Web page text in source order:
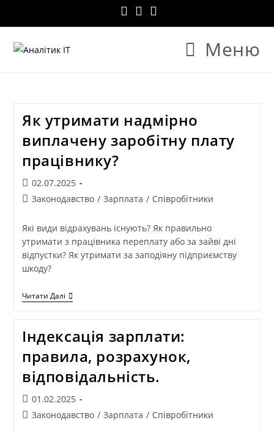
Меню
Як утримати надмірно
виплачену заробітну плату
працівнику?
02.07.2025
Законодавство / Зарплата / Співробітники
Які види відрахувань існують? Як правильно
утримати з працівника переплату або за зайві дні
відпустки? Як утримати за заподіяну підприємству
шкоду?
Читати Далі
Індексація зарплати:
правила, розрахунок,
відповідальність.
01.02.2025
Законодавство / Зарплата / Співробітники